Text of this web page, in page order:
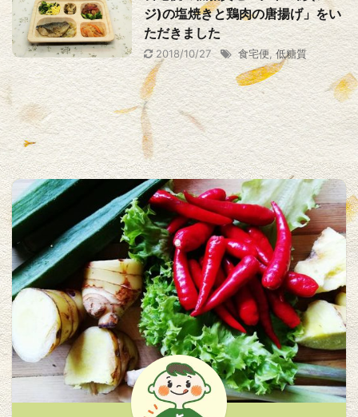
ジ)の塩焼きと鶏肉の唐揚げ」をい
ただきました
2018/10/27 食宅便,低糖質